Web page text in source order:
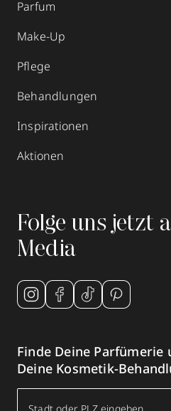
Parfum
Make-Up
Pflege
Behandlungen
Inspirationen
Aktionen
Folge uns jetzt
Media
Finde Deine Parfümerie
Deine Kosmetik-